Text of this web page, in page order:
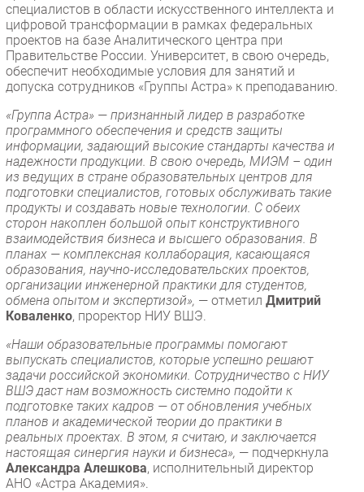
специалистов в области искусственного интеллекта и
цифровой трансформации в рамках федеральных
проектов на базе Аналитического центра при
Правительстве России. Университет, в свою очередь,
обеспечит необходимые условия для занятий и
допуска сотрудников «Группы Астра» к преподаванию.
«Группа Астра» — признанный лидер в разработке
программного обеспечения и средств защиты
информации, задающий высокие стандарты качества и
надежности продукции. В свою очередь, МИЭМ – один
из ведущих в стране образовательных центров для
подготовки специалистов, готовых обслуживать такие
продукты и создавать новые технологии. С обеих
сторон накоплен большой опыт конструктивного
взаимодействия бизнеса и высшего образования. В
планах — комплексная коллаборация, касающаяся
образования, научно-исследовательских проектов,
организации инженерной практики для студентов,
обмена опытом и экспертизой», — отметил Дмитрий
Коваленко, проректор НИУ ВШЭ.
«Наши образовательные программы помогают
выпускать специалистов, которые успешно решают
задачи российской экономики. Сотрудничество с НИУ
ВШЭ даст нам возможность системно подойти к
подготовке таких кадров — от обновления учебных
планов и академической теории до практики в
реальных проектах. В этом, я считаю, и заключается
настоящая синергия науки и бизнеса», — подчеркнула
Александра Алешкова, исполнительный директор
АНО «Астра Академия».